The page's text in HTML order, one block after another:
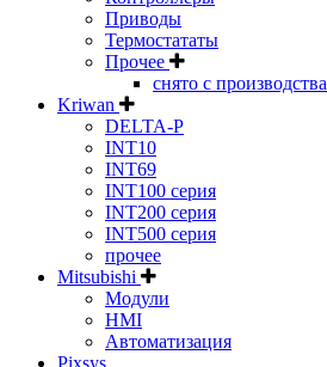
Приводы
Термостататы
Прочее
снято с производства
Kriwan
DELTA-P
INT10
INT69
INT100 серия
INT200 серия
INT500 серия
прочее
Mitsubishi
Модули
HMI
Автоматизация
Pixsys